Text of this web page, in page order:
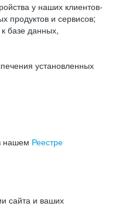
у наших клиентов-
продуктов и сервисов;
базе данных,
установленных
нашем Реестре
сайта и ваших